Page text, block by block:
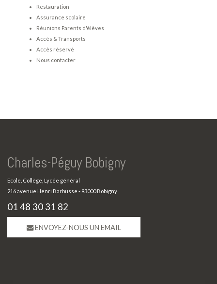
Restauration
Assurance scolaire
Réunions Parents d'élèves
Accès & Transports
Accès réservé
Nous contacter
Charles-Péguy Bobigny
Ecole, Collège, Lycée général
216 avenue Henri Barbusse - 93000 Bobigny
01 48 30 31 82
ENVOYEZ-NOUS UN EMAIL